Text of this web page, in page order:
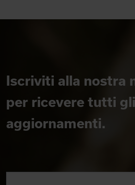
Iscriviti alla nostra
per ricevere tutti gli
aggiornamenti.